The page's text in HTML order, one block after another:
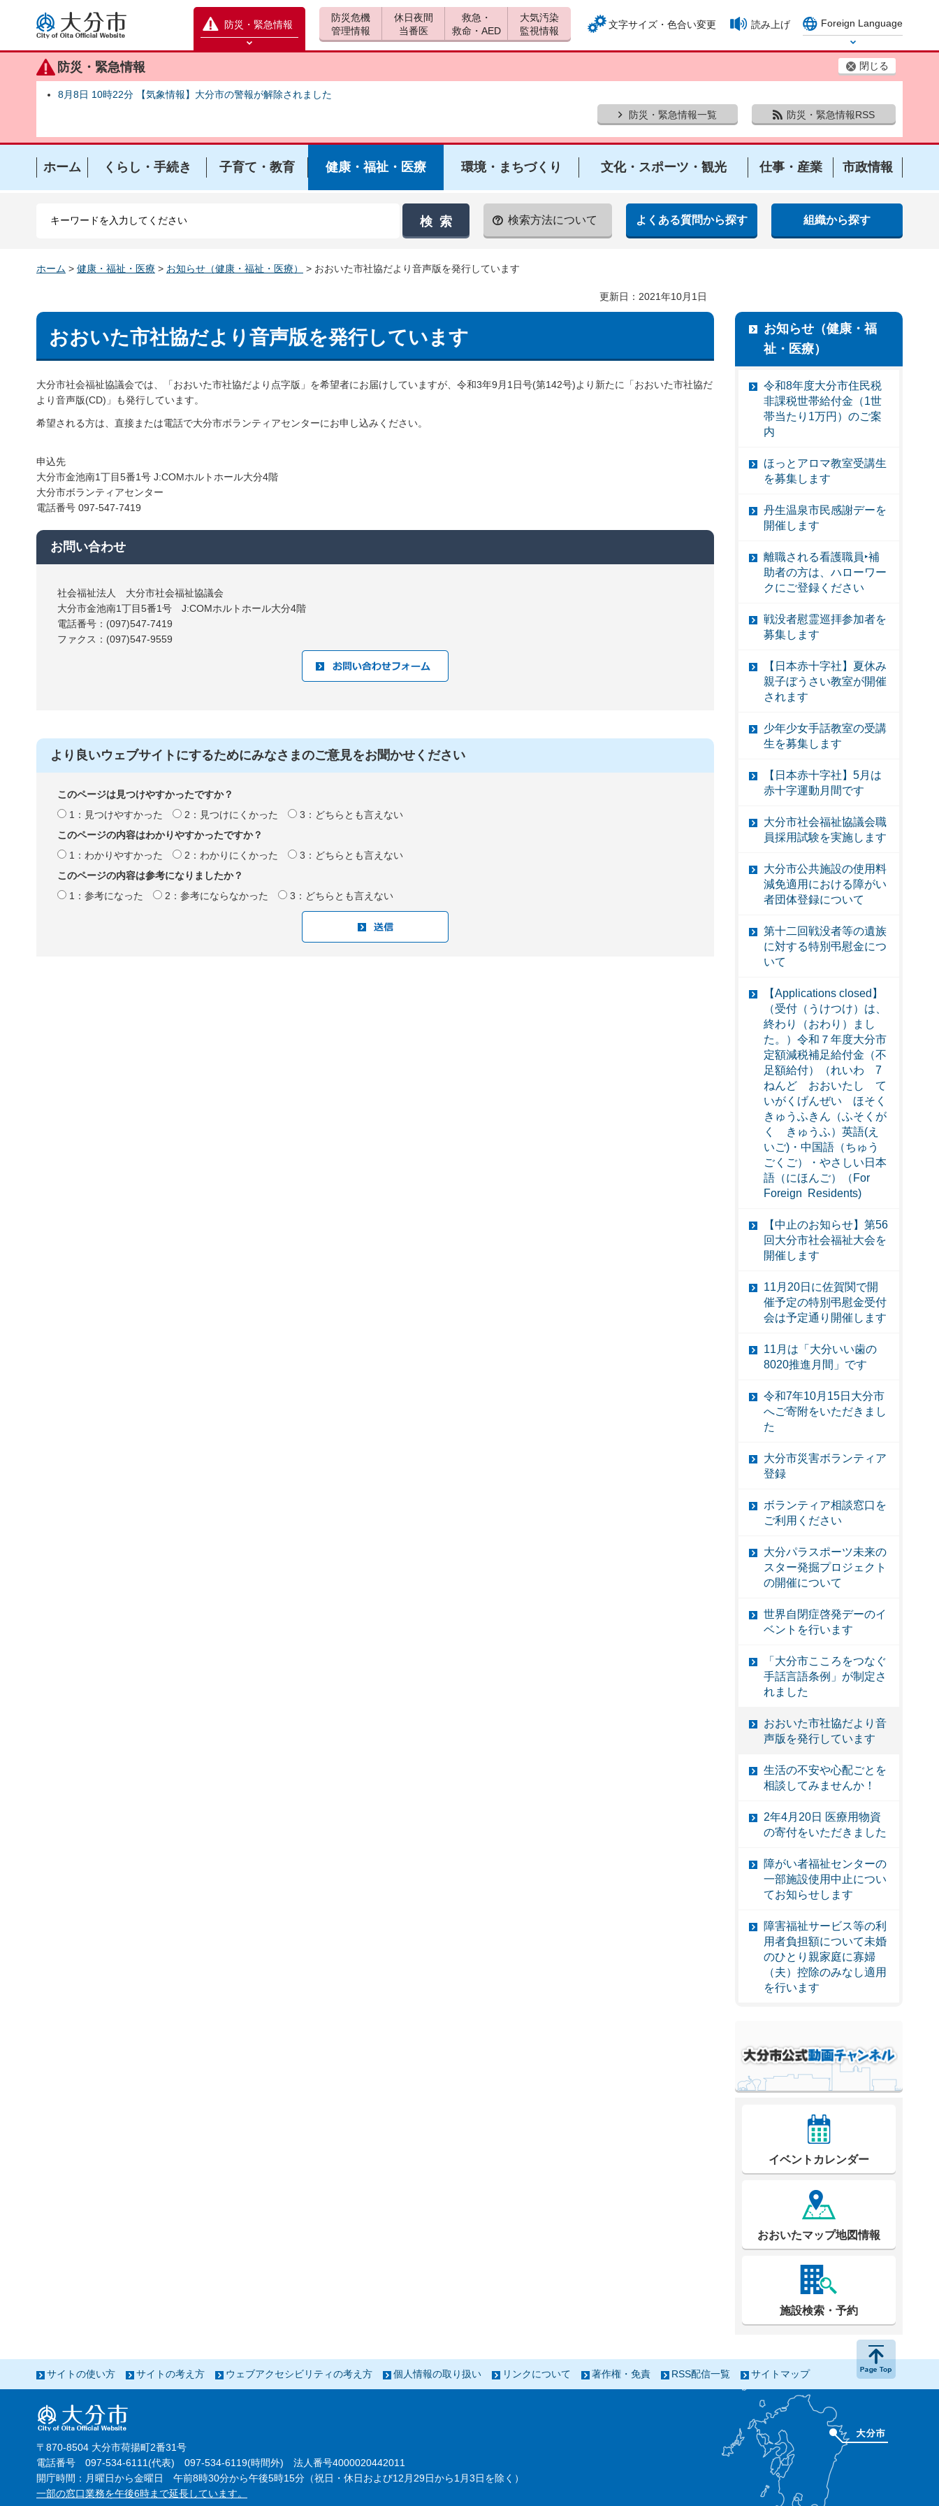
大分市
防災・緊急情報
防災緊急情報を開く
防災・緊急情報 閉じる
8月8日 10時22分 【気象情報】大分市の警報が解除されました
防災・緊急情報一覧
防災・緊急情報RSS
防災危機
管理情報
休日夜間
当番医
救急・
救命・AED
大気汚染
監視情報
文字サイズ・色合い変更 読み上げ
Foreign Language
Select Language
ホーム くらし・手続き 子育て・教育 健康・福祉・医療 環境・まちづくり 文化・スポーツ・観光 仕事・産業 市政情報
検索方法について よくある質問から探す 組織から探す
ホーム > 健康・福祉・医療 > お知らせ（健康・福祉・医療） > おおいた市社協だより音声版を発行しています
更新日：2021年10月1日
おおいた市社協だより音声版を発行しています
大分市社会福祉協議会では、「おおいた市社協だより点字版」を希望者にお届けしていますが、令和3年9月1日号(第142号)より新たに「おおいた市社協だ
より音声版(CD)」も発行しています。
希望される方は、直接または電話で大分市ボランティアセンターにお申し込みください。
申込先
大分市金池南1丁目5番1号 J:COMホルトホール大分4階
大分市ボランティアセンター
電話番号 097-547-7419
お問い合わせ
社会福祉法人 大分市社会福祉協議会
大分市金池南1丁目5番1号 J:COMホルトホール大分4階
電話番号：(097)547-7419
ファクス：(097)547-9559
より良いウェブサイトにするためにみなさまのご意見をお聞かせください
このページは見つけやすかったですか？
1：見つけやすかった
2：見つけにくかった
3：どちらとも言えない
このページの内容はわかりやすかったですか？
1：わかりやすかった
2：わかりにくかった
3：どちらとも言えない
このページの内容は参考になりましたか？
1：参考になった
2：参考にならなかった 3：どちらとも言えない
お知らせ（健康・福
祉・医療）
令和8年度大分市住民税
非課税世帯給付金（1世
帯当たり1万円）のご案
内
ほっとアロマ教室受講生
を募集します
丹生温泉市民感謝デーを
開催します
離職される看護職員‣補
助者の方は、ハローワー
クにご登録ください
戦没者慰霊巡拝参加者を
募集します
【日本赤十字社】夏休み
親子ぼうさい教室が開催
されます
少年少女手話教室の受講
生を募集します
【日本赤十字社】5月は
赤十字運動月間です
大分市社会福祉協議会職
員採用試験を実施します
大分市公共施設の使用料
減免適用における障がい
者団体登録について
第十二回戦没者等の遺族
に対する特別弔慰金につ
いて
【Applications closed】
（受付（うけつけ）は、
終わり（おわり）まし
た。）令和７年度大分市
定額減税補足給付金（不
足額給付）（れいわ 7
ねんど おおいたし て
いがくげんぜい ほそく
きゅうふきん（ふそくが
く きゅうふ）英語(え
いご)・中国語（ちゅう
ごくご）・やさしい日本
語（にほんご）（For
Foreign Residents)
【中止のお知らせ】第56
回大分市社会福祉大会を
開催します
11月20日に佐賀関で開
催予定の特別弔慰金受付
会は予定通り開催します
11月は「大分いい歯の
8020推進月間」です
令和7年10月15日大分市
へご寄附をいただきまし
た
大分市災害ボランティア
登録
ボランティア相談窓口を
ご利用ください
大分パラスポーツ未来の
スター発掘プロジェクト
の開催について
世界自閉症啓発デーのイ
ベントを行います
「大分市こころをつなぐ
手話言語条例」が制定さ
れました
おおいた市社協だより音
声版を発行しています
生活の不安や心配ごとを
相談してみませんか！
2年4月20日 医療用物資
の寄付をいただきました
障がい者福祉センターの
一部施設使用中止につい
てお知らせします
障害福祉サービス等の利
用者負担額について未婚
のひとり親家庭に寡婦
（夫）控除のみなし適用
を行います
イベントカレンダー
おおいたマップ地図情報
施設検索・予約
サイトの使い方 サイトの考え方 ウェブアクセシビリティの考え方 個人情報の取り扱い リンクについて 著作権・免責 RSS配信一覧 サイトマップ
〒870-8504 大分市荷揚町2番31号
電話番号 097-534-6111(代表) 097-534-6119(時間外) 法人番号4000020442011
開庁時間：月曜日から金曜日 午前8時30分から午後5時15分（祝日・休日および12月29日から1月3日を除く）
一部の窓口業務を午後6時まで延長しています。